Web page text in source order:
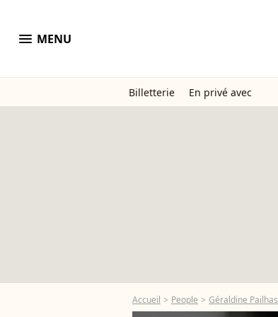
menu MENU
Billetterie En privé avec
Accueil People Géraldine Pailhas